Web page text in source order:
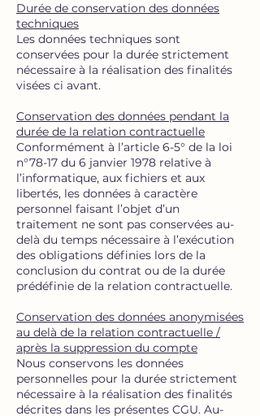
Durée de conservation des données
techniques
Les données techniques sont
conservées pour la durée strictement
nécessaire à la réalisation des finalités
visées ci avant.
Conservation des données pendant la
durée de la relation contractuelle
Conformément à l’article 6-5° de la loi
n°78-17 du 6 janvier 1978 relative à
l’informatique, aux fichiers et aux
libertés, les données à caractère
personnel faisant l’objet d’un
traitement ne sont pas conservées au-
delà du temps nécessaire à l’exécution
des obligations définies lors de la
conclusion du contrat ou de la durée
prédéfinie de la relation contractuelle.
Conservation des données anonymisées
au delà de la relation contractuelle /
après la suppression du compte
Nous conservons les données
personnelles pour la durée strictement
nécessaire à la réalisation des finalités
décrites dans les présentes CGU. Au-